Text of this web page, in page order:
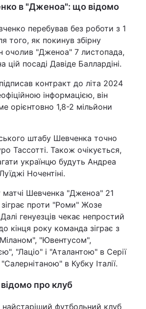
в "Дженоа": що відомо
перебував без роботи з 1
того, як покинув збірну
очолив "Дженоа" 7 листопада,
цій посаді Давіде Баллардіні.
контракт до літа 2024
інформацією, він
орієнтовно 1,8-2 мільйони
штабу Шевченка точно
Тассотті. Також очікується,
українцю будуть Андреа
Ночентіні.
Шевченка "Дженоа" 21
проти "Роми" Жозе
генуезців чекає непростий
кінця року команда зіграє з
"Ювентусом",
"Лаціо" і "Аталантою" в Серії
в Кубку Італії.
про клуб
футбольний клуб